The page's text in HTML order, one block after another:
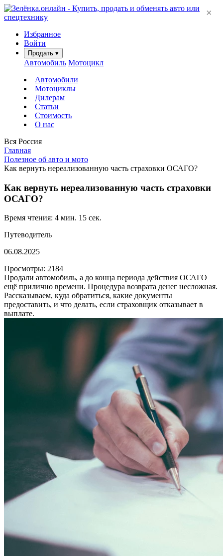
Избранное
Войти
Продать ▾
Автомобиль Мотоцикл
Автомобили
Мотоциклы
Дилерам
Статьи
Стоимость
О нас
Вся Россия
Главная
Полезное об авто и мото
Как вернуть нереализованную часть страховки ОСАГО?
Как вернуть нереализованную часть страховки
ОСАГО?
Время чтения: 4 мин. 15 сек.
Путеводитель
06.08.2025
Просмотры: 2184
Продали автомобиль, а до конца периода действия ОСАГО
ещё прилично времени. Процедура возврата денег несложная.
Рассказываем, куда обратиться, какие документы
предоставить, и что делать, если страховщик отказывает в
выплате.
×